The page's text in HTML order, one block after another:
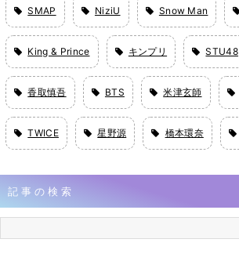
SMAP NiziU Snow Man
King & Prince キンプリ STU48
香取慎吾 BTS 米津玄師
TWICE 星野源 橋本環奈
記事の検索